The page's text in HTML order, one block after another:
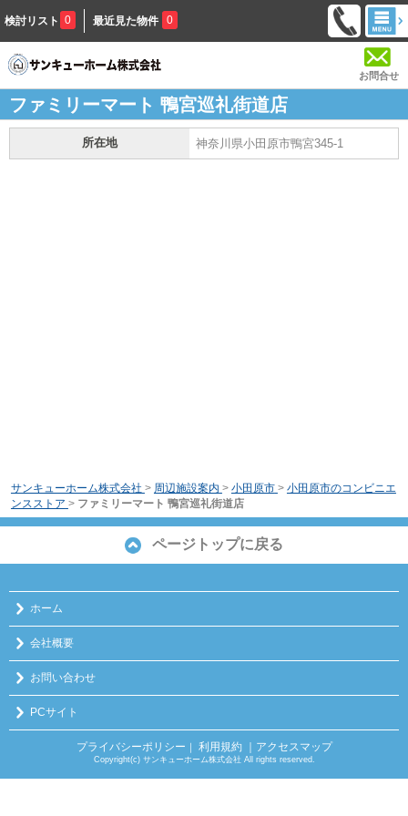
検討リスト 0 最近見た物件 0
お問合せ
ファミリーマート 鴨宮巡礼街道店
所在地 神奈川県小田原市鴨宮345-1
サンキューホーム株式会社 > 周辺施設案内 > 小田原市 > 小田原市のコンビニエ
ンスストア > ファミリーマート 鴨宮巡礼街道店
ページトップに戻る
ホーム
会社概要
お問い合わせ
PCサイト
プライバシーポリシー ｜ 利用規約 ｜アクセスマップ
Copyright(c) サンキューホーム株式会社 All rights reserved.